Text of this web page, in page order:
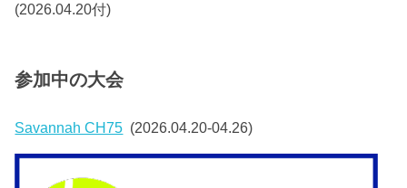
(2026.04.20付)
参加中の大会
Savannah CH75 (2026.04.20-04.26)